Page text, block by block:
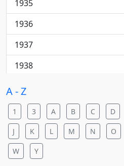
College rock
Country
Country pop
Dance
Dance pop
Dance rock
1935
1936
1937
1938
1940
1941
1942
1943
A - Z
1 3 A B C D
J K L M N O
W Y